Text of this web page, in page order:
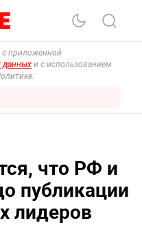
с приложенной
данных и с использованием
что РФ и
публикации
лидеров